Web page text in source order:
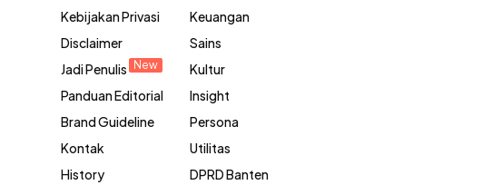
Kebijakan Privasi
Disclaimer
Jadi Penulis
New
Panduan Editorial
Brand Guideline
Kontak
History
Keuangan
Sains
Kultur
Insight
Persona
Utilitas
DPRD Banten